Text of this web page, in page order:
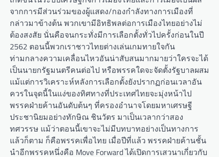
จากการมีส่วนร่วมของผู้แสดง/กองกำลังทางการเมืองที่
กล่าวมาข้างต้น พวกเขามีอิทธิพลต่อการเมืองไทยอย่างไม่
ต้องสงสัย นั่นคือจนกระทั่งมีการเลือกตั้งทั่วไปครั้งก่อนในปี
2562 ตอนนี้พวกเราชาวไทยต่างเล่นเกมทายใจกัน
ท่ามกลางความเคลื่อนไหวอันน่าสับสนมากมายว่าใครจะได้
เป็นนายกรัฐมนตรีคนต่อไป หรือพรรคใดจะจัดตั้งรัฐบาลผสม
แม้แต่การวิเคราะห์หลังการเลือกตั้งยังปรากฏก่อนเวลาอัน
ควรในจุดนี้ในแง่ของทิศทางที่ประเทศไทยจะมุ่งหน้าไป
พรรคฝ่ายค้านอันดับต้นๆ ที่ครองอำนาจโดยมหาเศรษฐี
ประชานิยมอย่างทักษิณ ชินวัตร มาเป็นเวลากว่าสอง
ทศวรรษ แม้ว่าตอนนี้เขาจะไม่มีบทบาทอย่างเป็นทางการ
แล้วก็ตาม ก็คือพรรคเพื่อไทย เมื่อปีที่แล้ว พรรคฝ่ายค้านชั้น
นำอีกพรรคหนึ่งคือ Move Forward ได้เปิดการเสวนาเกี่ยวกับ